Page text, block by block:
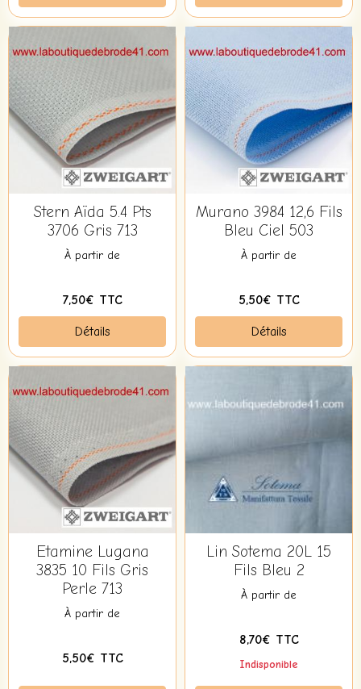
Stern Aïda 5.4 Pts
3706 Gris 713
À partir de
7,50€ TTC
Détails
Murano 3984 12,6 Fils
Bleu Ciel 503
À partir de
5,50€ TTC
Détails
Etamine Lugana
3835 10 Fils Gris
Perle 713
À partir de
5,50€ TTC
Lin Sotema 20L 15
Fils Bleu 2
À partir de
8,70€ TTC
Indisponible